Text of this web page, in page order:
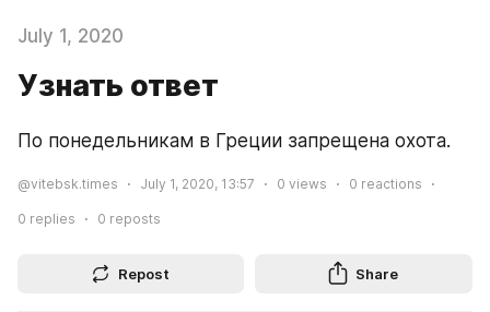
July 1, 2020
Узнать ответ
По понедельникам в Греции запрещена охота.
@vitebsk.times July 1, 2020, 13:57 0 views 0 reactions
0 replies 0 reposts
Repost Share